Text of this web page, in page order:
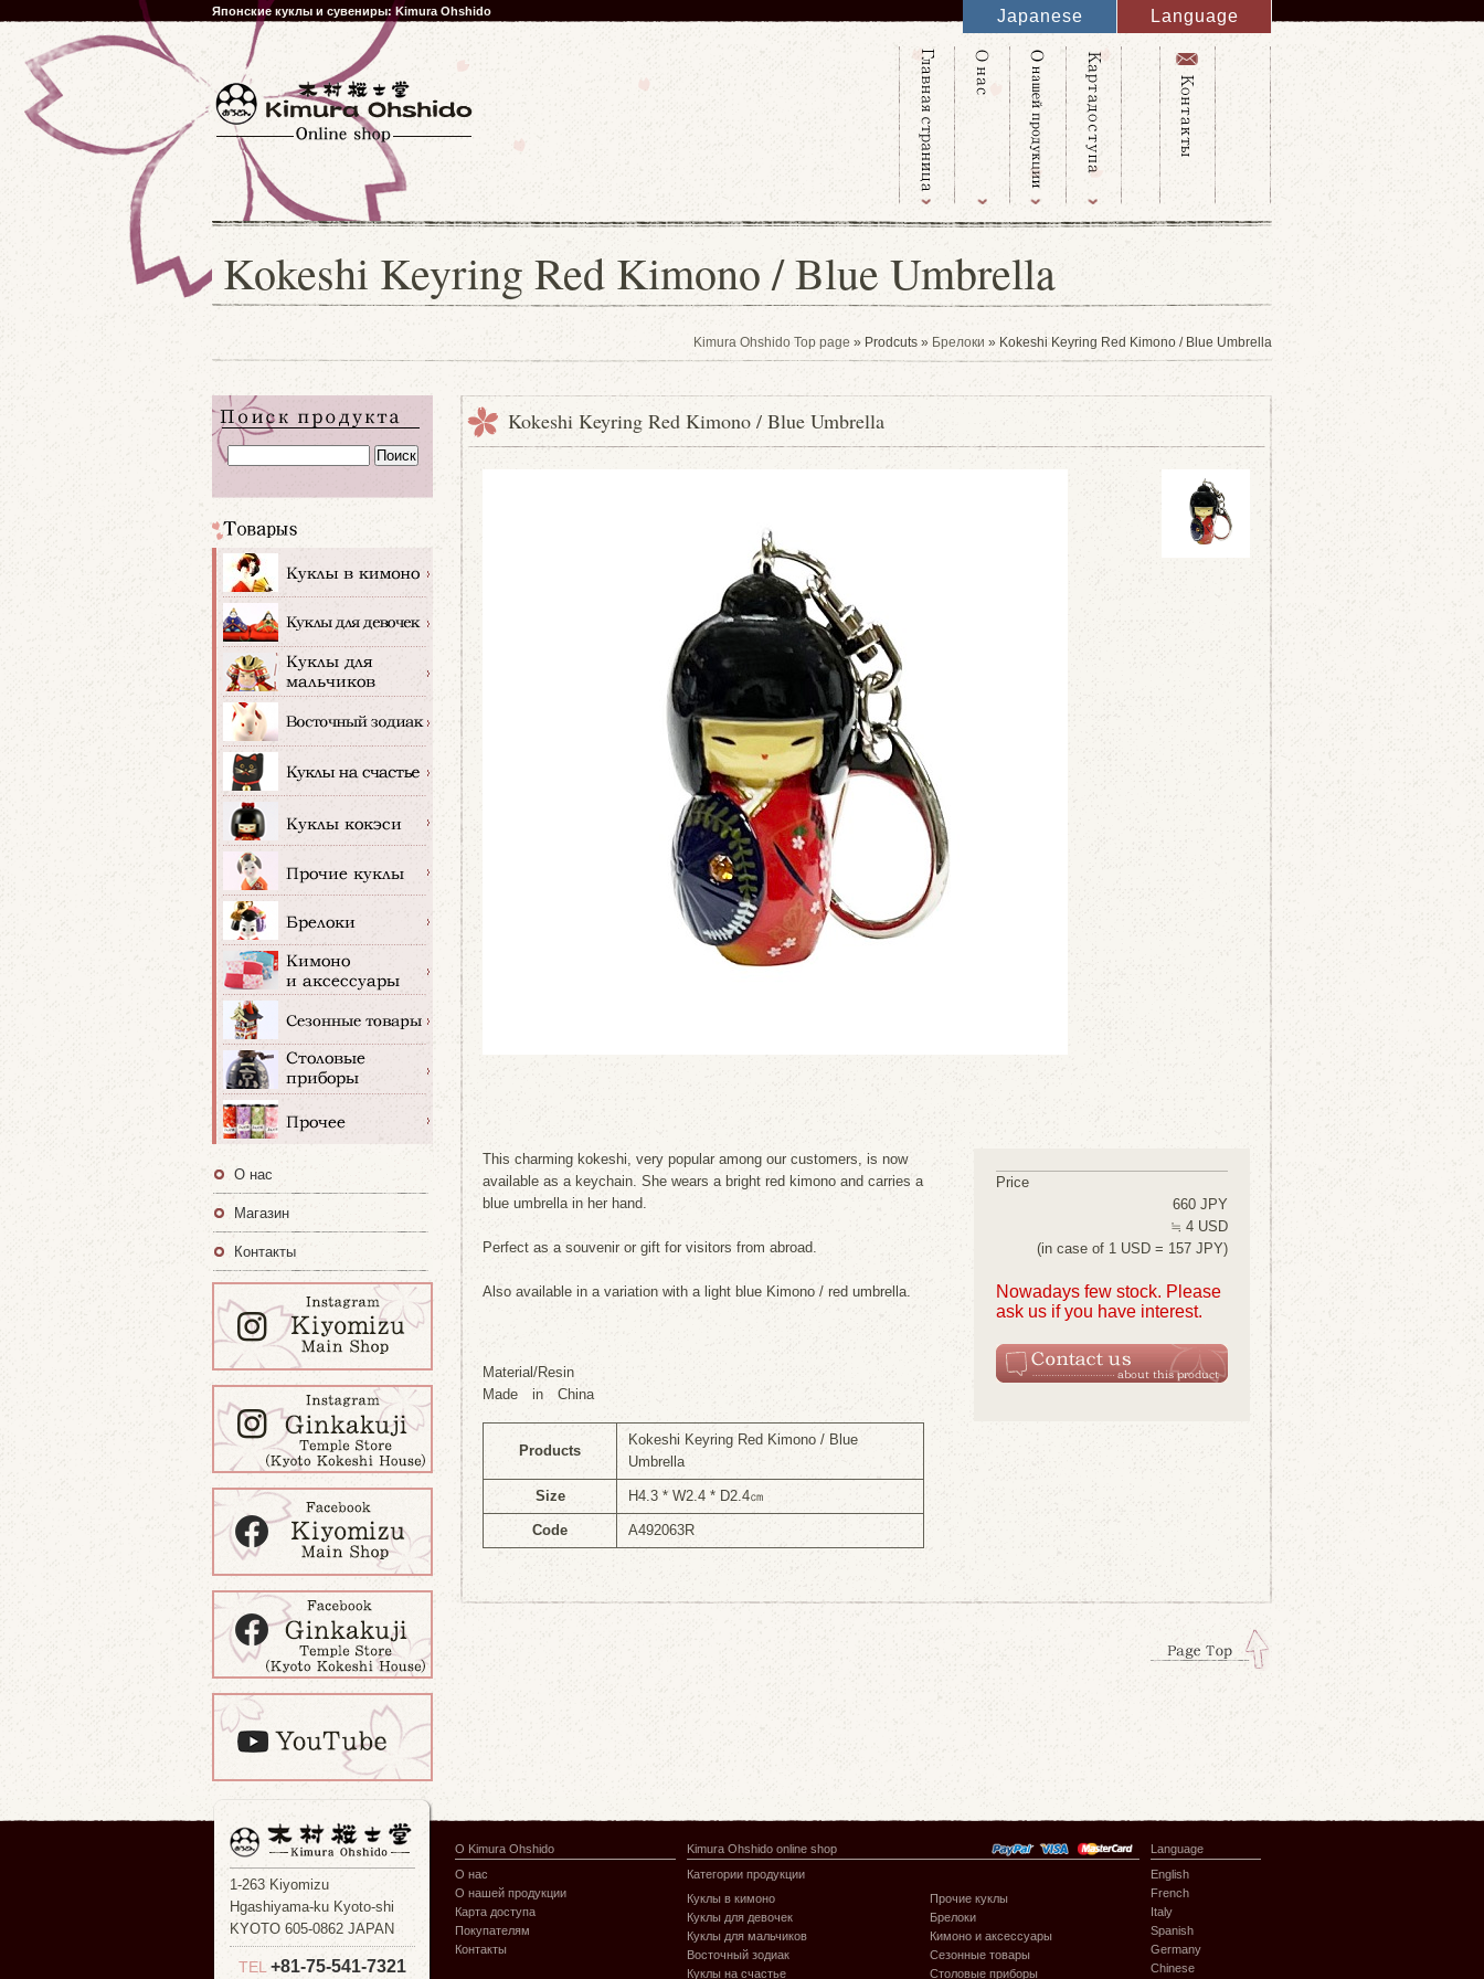
Японские куклы и сувениры: Kimura Ohshido Japanese Language
English
French
Italy
Spanish
Germany
Chinese
Russian
Taiwanese
Korean
Kokeshi Keyring Red Kimono / Blue Umbrella
Kimura Ohshido Top page » Prodcuts » Брелоки » Kokeshi Keyring Red Kimono / Blue Umbrella
Kokeshi Keyring Red Kimono / Blue Umbrella
This charming kokeshi, very popular among our customers, is now
available as a keychain. She wears a bright red kimono and carries a
blue umbrella in her hand.
Perfect as a souvenir or gift for visitors from abroad.
Also available in a variation with a light blue Kimono / red umbrella.
Material/Resin
Made in China
Products
Kokeshi Keyring Red Kimono / Blue
Umbrella
Size H4.3 * W2.4 * D2.4㎝
Code A492063R
Price
660 JPY
≒ 4 USD
(in case of 1 USD = 157 JPY)
Nowadays few stock. Please
ask us if you have interest.
О нас
Магазин
Контакты
1-263 Kiyomizu
Hgashiyama-ku Kyoto-shi
KYOTO 605-0862 JAPAN
TEL +81-75-541-7321
О Kimura Ohshido
О нас
О нашей продукции
Карта доступа
Покупателям
Контакты
Kimura Ohshido online shop
Категории продукции
Куклы в кимоно
Куклы для девочек
Куклы для мальчиков
Восточный зодиак
Куклы на счастье
Прочие куклы
Брелоки
Кимоно и аксессуары
Сезонные товары
Столовые приборы
Language
English
French
Italy
Spanish
Germany
Chinese